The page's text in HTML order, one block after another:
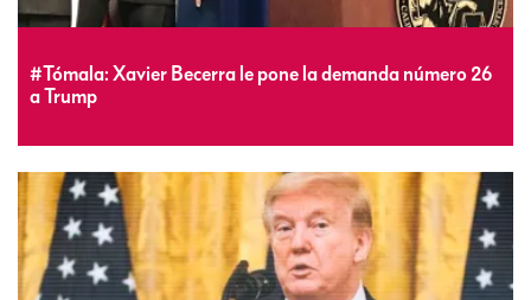
#Tómala: Xavier Becerra le pone la demanda número 26
a Trump